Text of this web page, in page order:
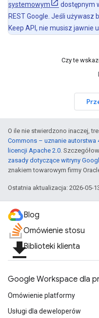
systemowym
dostępnym
REST Google. Jeśli
Keep API, nie musisz jawnie
Czy te
O ile nie stwierdzono inaczej,
Commons – uznanie autorstwa
licencji Apache 2.0.
zasady dotyczące witryny
znakiem towarowym firmy
Ostatnia aktualizacja: 2026-05-
Blog
Omówienie stosu
file_downloadBiblioteki klienta
Google Workspace dla
Omówienie platformy
Usługi dla deweloperów